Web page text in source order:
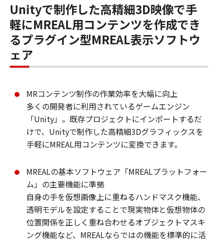
Unityで制作した高精細3D映像で手
軽にMREAL用コンテンツを作成でき
るプラグイン型MREAL表示ソフトウ
ェア
MRコンテンツ制作の作業効率を大幅に向上
多くの開発者に利用されているゲームエンジン
「Unity」。既存プロジェクトにインポートするだ
けで、Unityで制作した高精細3Dグラフィックスを
手軽にMREAL用コンテンツに変換できます。
MREALの基本ソフトウェア「MREALプラットフォー
ム」の主要機能に準拠
自身の手を仮想画像上に重ねるハンドマスク機能、
透明モデルを設定することで現実物体と仮想物体の
位置関係を正しく重ね合わせるオブジェクトマスキ
ング機能など、MREALならではの機能を標準的に活